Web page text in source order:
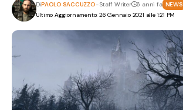
Ultimo Aggiornamento: 26 Gennaio 2021 alle 1:21 PM
DiPAOLO SACCUZZO- Staff Writer 6 anni fa NEWS